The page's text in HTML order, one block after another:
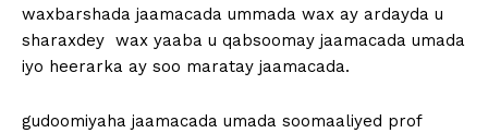
waxbarshada jaamacada ummada wax ay ardayda u
sharaxdey wax yaaba u qabsoomay jaamacada umada
iyo heerarka ay soo maratay jaamacada.
gudoomiyaha jaamacada umada soomaaliyed prof